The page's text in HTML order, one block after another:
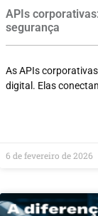
APIs
segurança
As APIs
digital. Elas
6 de fevereiro de 2026